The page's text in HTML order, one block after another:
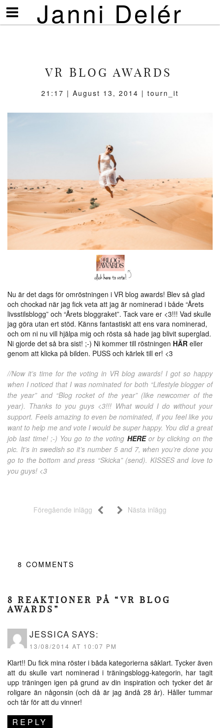
Janni Delér
Visa/göm
meny
VR BLOG AWARDS
21:17 | August 13, 2014 | tourn_it
Nu är det dags för omröstningen i VR blog awards! Blev så glad
och chockad när jag fick veta att jag är nominerad i både “Årets
livsstilsblogg” och “Årets bloggraket”. Tack vare er <3!!! Vad skulle
jag göra utan ert stöd. Känns fantastiskt att ens vara nominerad,
och om ni nu vill hjälpa mig och rösta så hade jag blivit superglad.
Ni gjorde det så bra sist! ;-) Ni kommer till röstningen HÄR eller
genom att klicka på bilden. PUSS och kärlek till er! <3
//Now it’s time for the voting in VR blog awards! I got so happy
when I noticed that I was nominated for both “Lifestyle blogger of
the year” and “Blog rocket of the year” (like newcomer of the
year). Thanks to you guys <3!!! What would I do without your
support. Feels amazing to even be nominated, if you feel like you
want to help me and vote I would be super happy. You did a great
job last time! ;-) You go to the voting HEREor by clicking on the
pic. It’s in swedish so it’s number 5 and 7, when you’re done you
go to the bottom and press “Skicka” (send). KISSES and love to
you guys! <3
Föregående inlägg Nästa inlägg
8 COMMENTS
8 REAKTIONER PÅ “VR BLOG
AWARDS”
JESSICA SAYS:
13/08/2014 AT 10:07 PM
Klart!! Du fick mina röster i båda kategorierna såklart. Tycker även
att du skulle vart nominerad i träningsblogg-kategorin, har tagit
upp träningen igen på grund av din inspiration och tycker det är
roligare än någonsin (och då är jag ändå 28 år). Håller tummar
och tår för att du vinner!
REPLY